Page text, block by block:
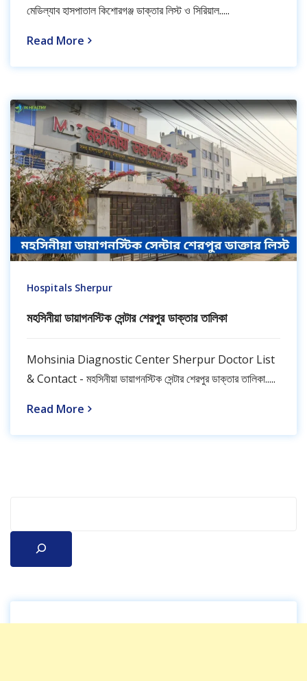
মেডিল্যাব হাসপাতাল কিশোরগঞ্জ ডাক্তার লিস্ট ও সিরিয়াল.....
Read More
Hospitals Sherpur
মহসিনীয়া ডায়াগনস্টিক সেন্টার শেরপুর ডাক্তার তালিকা
Mohsinia Diagnostic Center Sherpur Doctor List
& Contact - মহসিনীয়া ডায়াগনস্টিক সেন্টার শেরপুর ডাক্তার তালিকা.....
Read More